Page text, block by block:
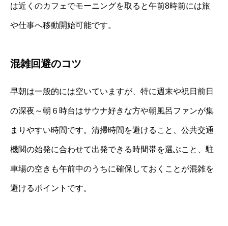
は近くのカフェでモーニングを取ると午前8時前には旅
や仕事へ移動開始可能です。
混雑回避のコツ
早朝は一般的には空いていますが、特に週末や祝日前日
の深夜～朝６時台はサウナ好きな方や朝風呂ファンが集
まりやすい時間です。清掃時間を避けること、公共交通
機関の始発に合わせて出発できる時間帯を選ぶこと、駐
車場の空きも午前中のうちに確保しておくことが混雑を
避けるポイントです。